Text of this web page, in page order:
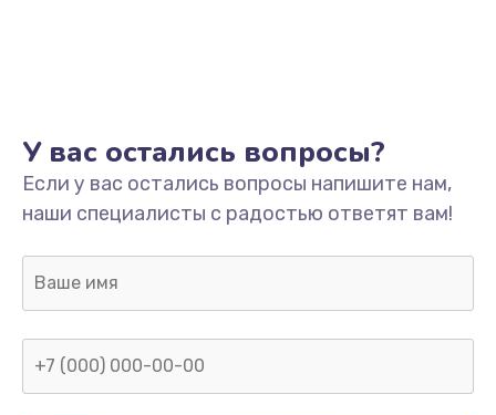
У вас остались вопросы?
Если у вас остались вопросы напишите нам,
наши специалисты с радостью ответят вам!